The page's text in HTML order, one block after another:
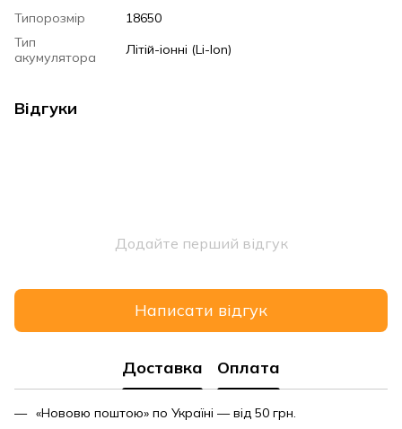
Типорозмір
18650
Тип
акумулятора
Літій-іонні (Li-Ion)
Відгуки
Додайте перший відгук
Написати відгук
Доставка Оплата
«Нововю поштою» по Україні — від 50 грн.